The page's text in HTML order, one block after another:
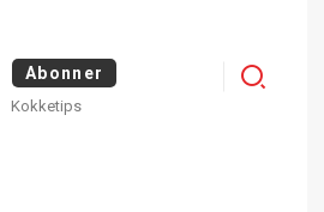
Abonner
Kokketips
Menu